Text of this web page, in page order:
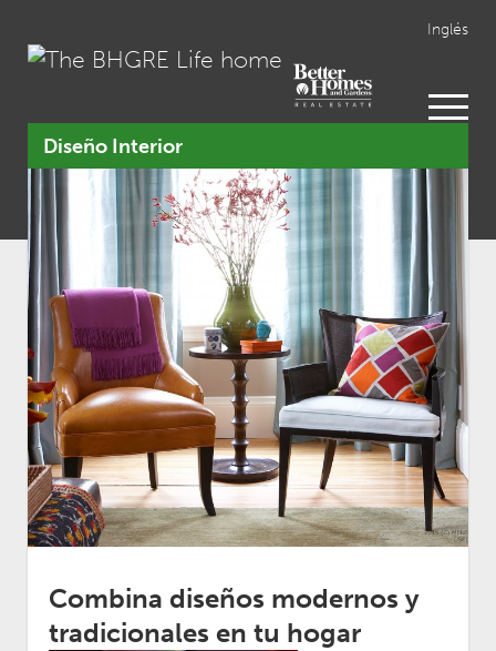
Inglés
open
menu
Diseño Interior
Combina diseños modernos y
tradicionales en tu hogar